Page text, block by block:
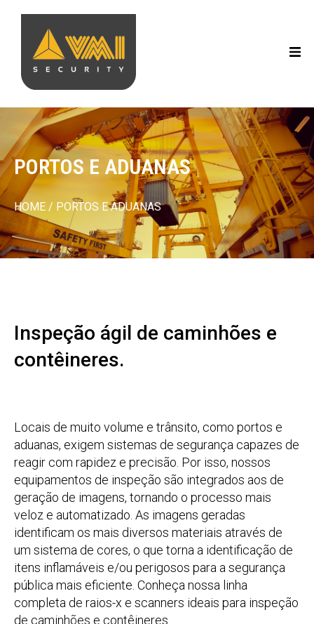
PORTOS E ADUANAS
HOME / PORTOS E ADUANAS
Inspeção ágil de caminhões e
contêineres.
Locais de muito volume e trânsito, como portos e
aduanas, exigem sistemas de segurança capazes de
reagir com rapidez e precisão. Por isso, nossos
equipamentos de inspeção são integrados aos de
geração de imagens, tornando o processo mais
veloz e automatizado. As imagens geradas
identificam os mais diversos materiais através de
um sistema de cores, o que torna a identificação de
itens inflamáveis e/ou perigosos para a segurança
pública mais eficiente. Conheça nossa linha
completa de raios-x e scanners ideais para inspeção
de caminhões e contêineres.